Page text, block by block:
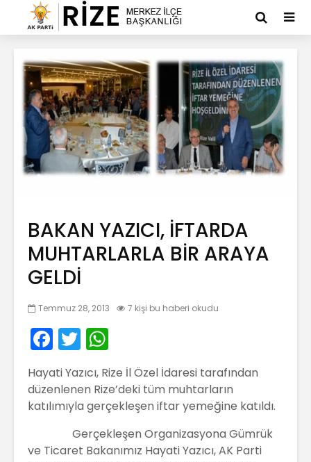
BAKAN YAZICI, İFTARDA
MUHTARLARLA BİR ARAYA
GELDİ
Temmuz 28, 2013 7 kişi bu haberi okudu
F
a
c
e
o
T
w
itt
er
h
a
ts
A
p
Hayati Yazıcı, Rize İl Özel İdaresi tarafından
düzenlenen Rize’deki tüm muhtarların
katılımıyla gerçekleşen iftar yemeğine katıldı.
Gerçekleşen Organizasyona Gümrük
ve Ticaret Bakanımız Hayati Yazıcı, AK Parti